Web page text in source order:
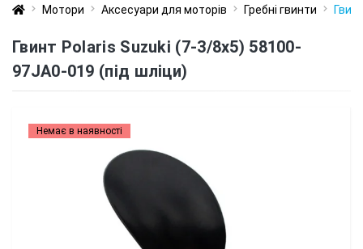
Мотори Аксесуари для моторів Гребні гвинти
Гвинт Polaris Suzuki (7-3/8x5) 58100-
97JA0-019 (під шліци)
Немає в наявності